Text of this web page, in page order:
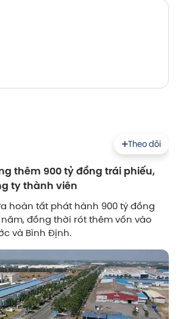
Theo dõi
thêm 900 tỷ đồng trái phiếu,
ty thành viên
hoàn tất phát hành 900 tỷ đồng
đồng thời rót thêm vốn vào
và Bình Định.